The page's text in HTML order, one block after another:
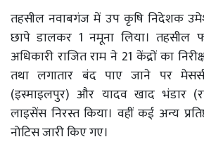
तहसील नवाबगंज में उप कृषि निदेशक
छापे डालकर 1 नमूना लिया। तहसील
अधिकारी राजित राम ने 21 केंद्रों का
तथा लगातार बंद पाए जाने पर
(इस्माइलपुर) और यादव खाद भंडार
लाइसेंस निरस्त किया। वहीं कई अन्य
नोटिस जारी किए गए।